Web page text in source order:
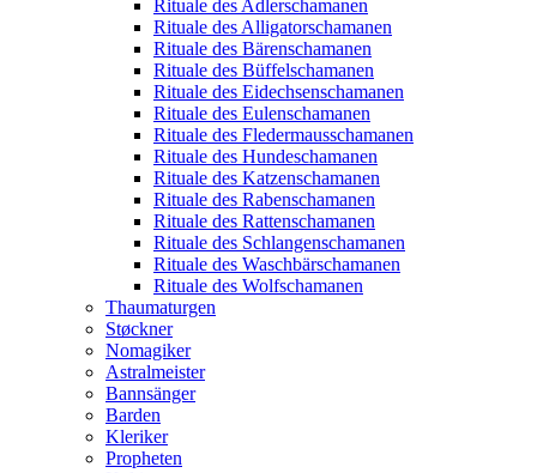
Rituale des Adlerschamanen
Rituale des Alligatorschamanen
Rituale des Bärenschamanen
Rituale des Büffelschamanen
Rituale des Eidechsenschamanen
Rituale des Eulenschamanen
Rituale des Fledermausschamanen
Rituale des Hundeschamanen
Rituale des Katzenschamanen
Rituale des Rabenschamanen
Rituale des Rattenschamanen
Rituale des Schlangenschamanen
Rituale des Waschbärschamanen
Rituale des Wolfschamanen
Thaumaturgen
Støckner
Nomagiker
Astralmeister
Bannsänger
Barden
Kleriker
Propheten